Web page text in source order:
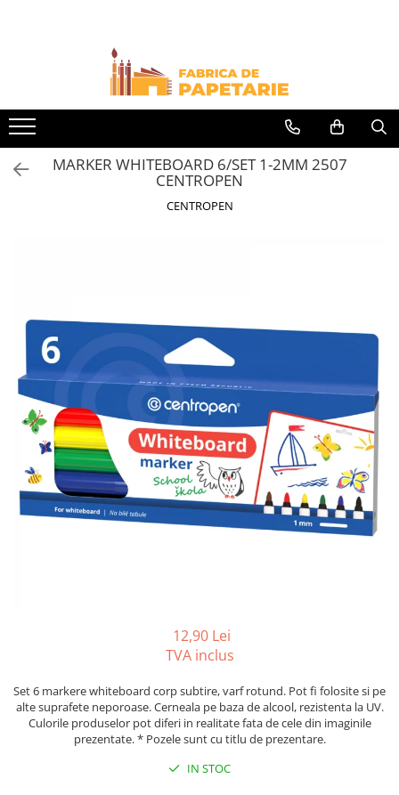
Toate Produsele
Hartie si articole din hartie
Hartie pentru copiator si cartoane
Hartie color pentru copiator
Papetarie personalizata
Plicuri personalizate
Plicuri
Tipizate
Tipizate autocopiative
Tipizate autocopiative
personalizate
Tipizate offset
Tipizate offset personalizate
Produse si rechizite scolare
Caiete si produse din hartie
MARKER WHITEBOARD 6/SET 1-2MM 2507
CENTROPEN
CENTROPEN
12,90 Lei
TVA inclus
Set 6 markere whiteboard corp subtire, varf rotund. Pot fi folosite si pe
alte suprafete neporoase. Cerneala pe baza de alcool, rezistenta la UV.
Culorile produselor pot diferi in realitate fata de cele din imaginile
prezentate. * Pozele sunt cu titlu de prezentare.
IN STOC